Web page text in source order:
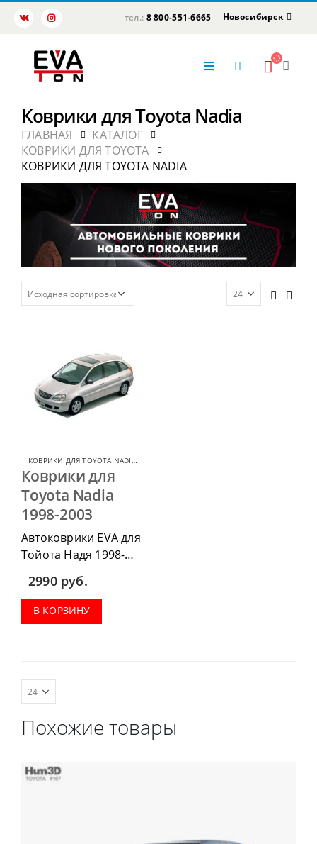
тел.: 8 800-551-6665 Новосибирск
Коврики для Toyota Nadia
ГЛАВНАЯ
КАТАЛОГ
КОВРИКИ ДЛЯ TOYOTA
КОВРИКИ ДЛЯ TOYOTA NADIA
КОВРИКИ ДЛЯ TOYOTA NADIA,
Коврики для
Toyota Nadia
1998-2003
Автоковрики EVA для
Тойота Надя 1998-
2003 можно
приобрести в
комплектации:
водительский коврик,
2990 руб.
В КОРЗИНУ
Похожие товары